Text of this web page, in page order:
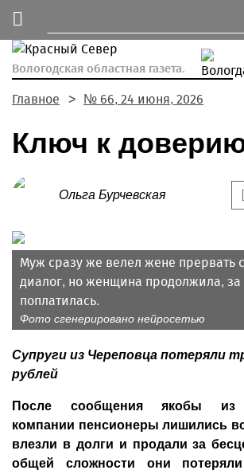
Вологодская областная газета.
Главное № 66, 24 июня, 2026
Ключ к
Ольга Бурчевская
Муж сразу же велел жене прервать
диалог, но женщина продолжила, за
поплатилась.
Фото сгенерировано нейросетью
Супруги из Череповца потеряли
рублей
После сообщения якобы из
компании пенсионеры лишились
влезли в долги и продали за
общей сложности они